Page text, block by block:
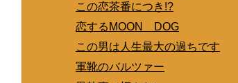
この恋茶番につき!?
恋するMOON DOG
この男は人生最大の過ちです
軍靴のバルツァー